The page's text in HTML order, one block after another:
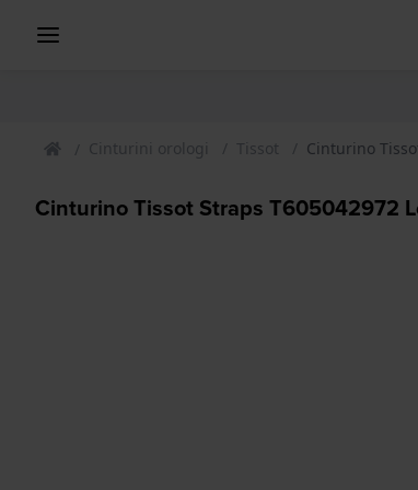
Cinturini orologi Tissot Cinturino
Cinturino Tissot Straps T605042972